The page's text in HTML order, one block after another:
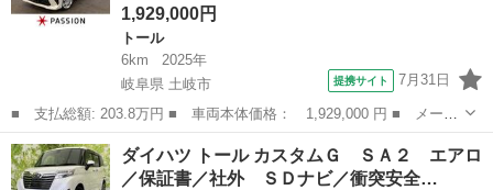
1,929,000円
トール
6km
2025年
岐阜県 土岐市
提携サイト 7月31日
■ 支払総額: 203.8万円 ■ 車両本体価格： 1,929,000 円 ■ メーカ
ー名： ダイハツ ■ 車種名： トール ■ グレード名： Ｇ 登録
済未使用車 両側電動スライドドア 衝突被害軽減ブレーキ コーナ
ーセンサ...
岐阜 土岐市 トール
ダイハツ トール カスタムＧ ＳＡ２ エアロ
／保証書／社外 ＳＤナビ／衝突安全…